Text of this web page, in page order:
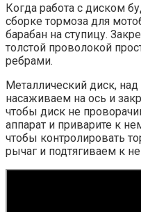
Когда работа с диском
сборке тормоза для
барабан на ступицу.
толстой проволокой
ребрами.
Металлический диск,
насаживаем на ось и
чтобы диск не
аппарат и приварите к
чтобы контролировать
рычаг и подтягиваем к